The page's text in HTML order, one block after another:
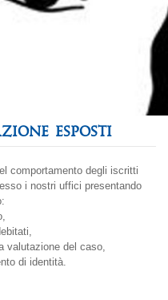
esposti
comportamento degli iscritti
i nostri uffici presentando
valutazione del caso,
di identità.